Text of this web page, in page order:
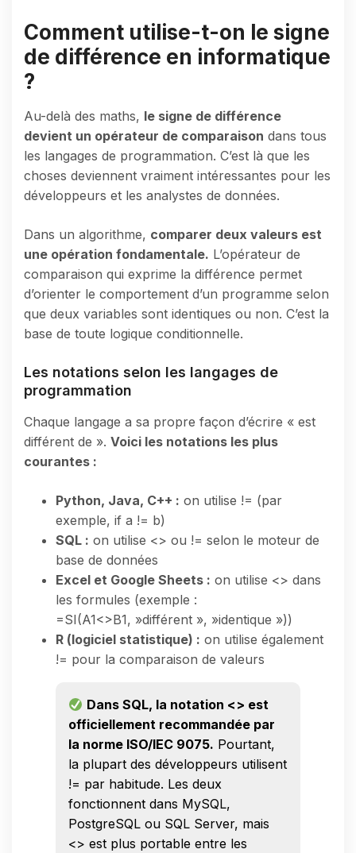
Comment utilise-t-on le signe
de différence en informatique
?
Au-delà des maths, le signe de différence
devient un opérateur de comparaison dans tous
les langages de programmation. C’est là que les
choses deviennent vraiment intéressantes pour les
développeurs et les analystes de données.
Dans un algorithme, comparer deux valeurs est
une opération fondamentale. L’opérateur de
comparaison qui exprime la différence permet
d’orienter le comportement d’un programme selon
que deux variables sont identiques ou non. C’est la
base de toute logique conditionnelle.
Les notations selon les langages de
programmation
Chaque langage a sa propre façon d’écrire « est
différent de ». Voici les notations les plus
courantes :
Python, Java, C++ : on utilise != (par
exemple, if a != b)
SQL : on utilise <> ou != selon le moteur de
base de données
Excel et Google Sheets : on utilise <> dans
les formules (exemple :
=SI(A1<>B1, »différent », »identique »))
R (logiciel statistique) : on utilise également
!= pour la comparaison de valeurs
Dans SQL, la notation <> est
officiellement recommandée par
la norme ISO/IEC 9075. Pourtant,
la plupart des développeurs utilisent
!= par habitude. Les deux
fonctionnent dans MySQL,
PostgreSQL ou SQL Server, mais
<> est plus portable entre les